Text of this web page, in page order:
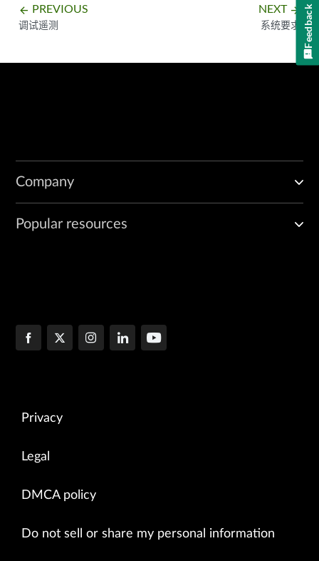
arrow_backward PREVIOUS
调试遥测
NEXT arrow_forward
系统要求
Company
Popular resources
Privacy
Legal
DMCA policy
Do not sell or share my personal information
Feedback